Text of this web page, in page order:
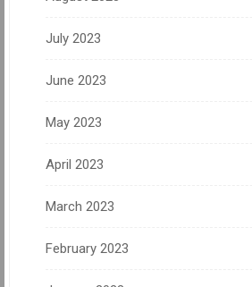
July 2023
June 2023
May 2023
April 2023
March 2023
February 2023